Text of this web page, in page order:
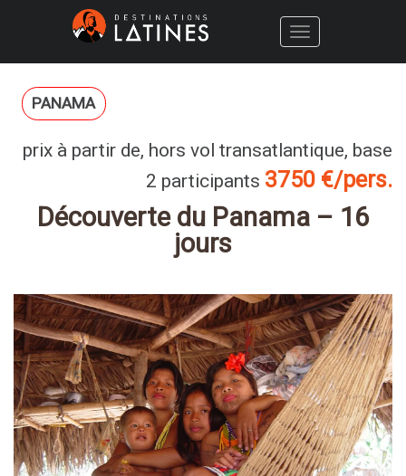
Toggle
PANAMA
prix à partir de, hors vol transatlantique, base
2 participants 3750 €/pers.
Découverte du Panama – 16
jours